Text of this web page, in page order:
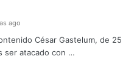
ago
César Gastelum, de 25
ser atacado con …